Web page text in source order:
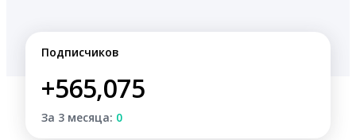
Подписчиков
+565,075
За 3 месяца: 0